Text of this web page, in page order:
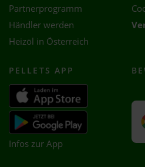
Partnerprogramm
Händler werden
Heizöl in Österreich
PELLETS APP
Infos zur App